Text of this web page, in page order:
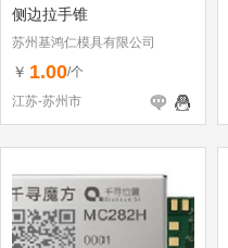
侧边拉手锥
苏州基鸿仁模具有限公司
￥ 1.00/个
江苏-苏州市